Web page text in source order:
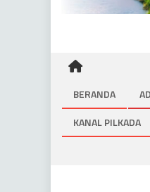
BERANDA
KANAL PILKADA